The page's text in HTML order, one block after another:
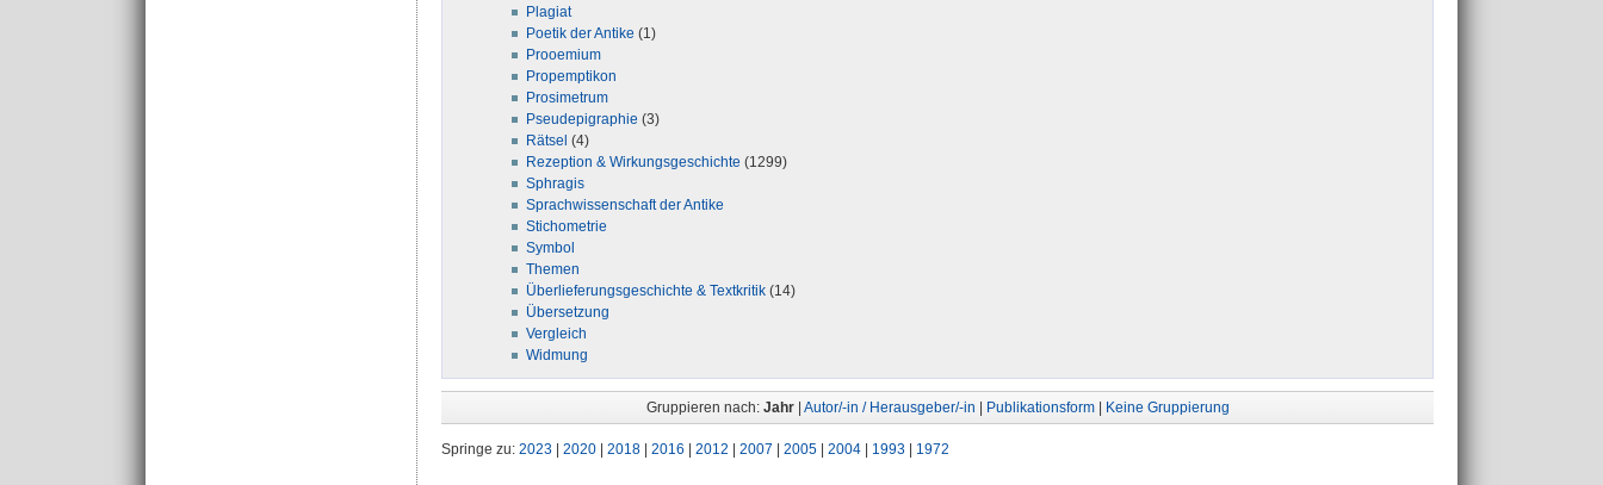
Plagiat
Poetik der Antike (1)
Prooemium
Propemptikon
Prosimetrum
Pseudepigraphie (3)
Rätsel (4)
Rezeption & Wirkungsgeschichte (1299)
Sphragis
Sprachwissenschaft der Antike
Stichometrie
Symbol
Themen
Überlieferungsgeschichte & Textkritik (14)
Übersetzung
Vergleich
Widmung
Gruppieren nach: Jahr Autor/-in / Herausgeber/-in Publikationsform| Keine Gruppierung
Springe zu: 2023 2020 2018 2016 2012 2007 2005 2004 1993 1972